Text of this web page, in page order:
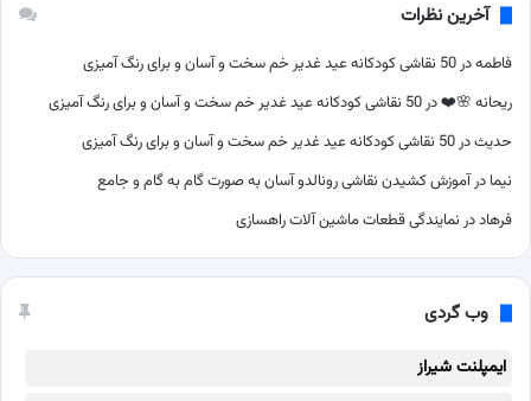
آخرین نظرات
فاطمهدر 50 نقاشی کودکانه عید غدیر خم سخت و آسان و برای رنگ آمیزی
ریحانه 🌸❤️در 50 نقاشی کودکانه عید غدیر خم سخت و آسان و برای رنگ آمیزی
حدیثدر 50 نقاشی کودکانه عید غدیر خم سخت و آسان و برای رنگ آمیزی
نیما درآموزش کشیدن نقاشی رونالدو آسان به صورت گام به گام و جامع
فرهاددر نمایندگی قطعات ماشین آلات راهسازی
وب گردی
ایمپلنت شیراز